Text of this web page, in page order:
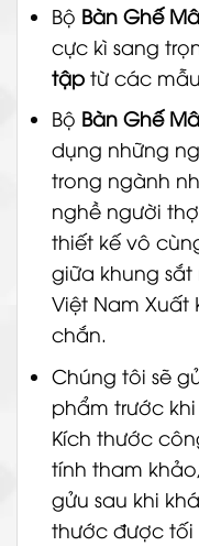
Bộ Bàn Ghế
cực kì sang
tậptừ các
Bộ Bàn Ghế
dụng những
trong ngành
nghề người
thiết kế vô
giữa khung
Việt Nam Xuất
chắn.
Chúng tôi sẽ
phẩm trước
Kích thước
tính tham
gửu sau khi
thước được tối